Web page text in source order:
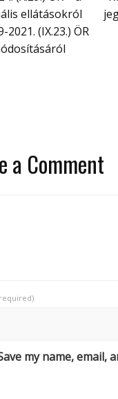
ellátásokról
2021. (IX.23.) ÖR
a Comment
my name, email,